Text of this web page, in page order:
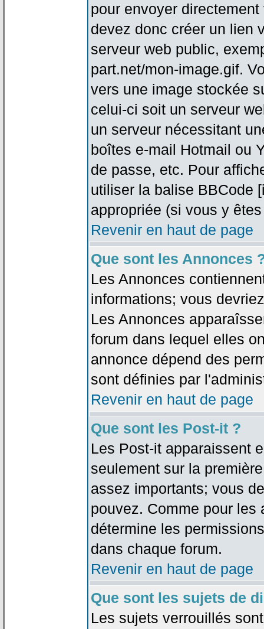
pour envoyer
devez donc créer un lien
serveur web public,
part.net/mon-image.gif.
vers une image stockée
celui-ci soit un serveur
un serveur nécessitant
boîtes e-mail Hotmail ou
de passe, etc. Pour
utiliser la balise BBCode
appropriée (si vous y
Revenir en haut de page
Que sont les Annonces
Les Annonces
informations; vous
Les Annonces
forum dans lequel elles
annonce dépend des
sont définies par
Revenir en haut de page
Que sont les Post-it ?
Les Post-it apparaissent
seulement sur la
assez importants; vous
pouvez. Comme pour les
détermine les
dans chaque forum.
Revenir en haut de page
Que sont les sujets de
Les sujets verrouillés